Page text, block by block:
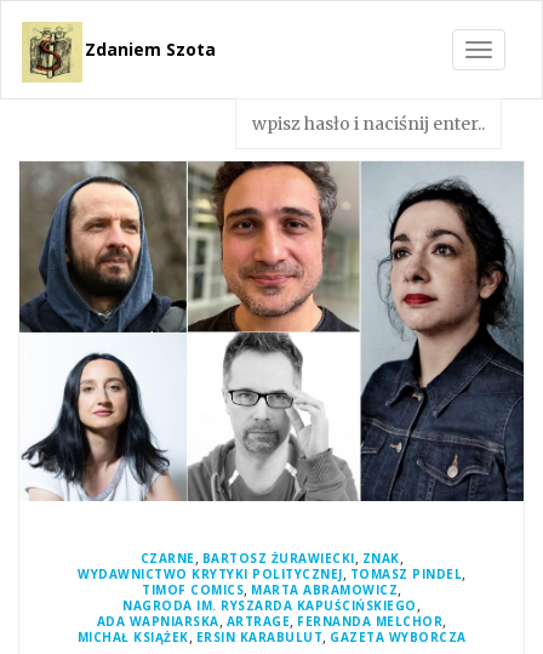
Toggle
Zdaniem Szota
CZARNE, BARTOSZ ŻURAWIECKI, ZNAK,
WYDAWNICTWO KRYTYKI POLITYCZNEJ, TOMASZ PINDEL,
TIMOF COMICS, MARTA ABRAMOWICZ,
NAGRODA IM. RYSZARDA KAPUŚCIŃSKIEGO ,
ADA WAPNIARSKA, ARTRAGE, FERNANDA MELCHOR,
MICHAŁ KSIĄŻEK, ERSIN KARABULUT, GAZETA WYBORCZA